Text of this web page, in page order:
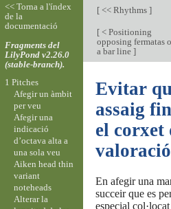
[<< Rhythms ]
[< Positioning
opposing fermatas
a bar line ]
Evitar
assaig
el corxet
En afegir una
succeir que es
especial
<< Torna a l'índex
de la
documentació
Fragments del
LilyPond v2.26.0
(stable-branch).
1 Pitches
Afegir un àmbit
per veu
Afegir una
indicació
d’octava alta a
una sola veu
Aiken head thin
variant
noteheads
Alterar la